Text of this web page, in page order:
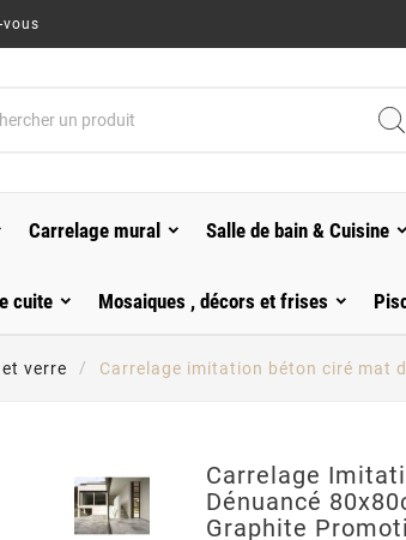
Carrelage mural Salle de bain & Cuisine
cuite Mosaiques , décors et frises
verre Carrelage imitation béton ciré mat
Carrelage
Dénuancé
Graphite